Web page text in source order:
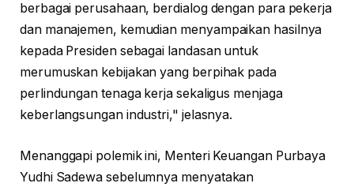
berbagai perusahaan, berdialog dengan para pekerja
dan manajemen, kemudian menyampaikan hasilnya
kepada Presiden sebagai landasan untuk
merumuskan kebijakan yang berpihak pada
perlindungan tenaga kerja sekaligus menjaga
keberlangsungan industri," jelasnya.
Menanggapi polemik ini, Menteri Keuangan Purbaya
Yudhi Sadewa sebelumnya menyatakan